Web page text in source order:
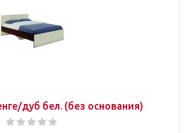
Кровать Экко венге/дуб бел. (без основания)